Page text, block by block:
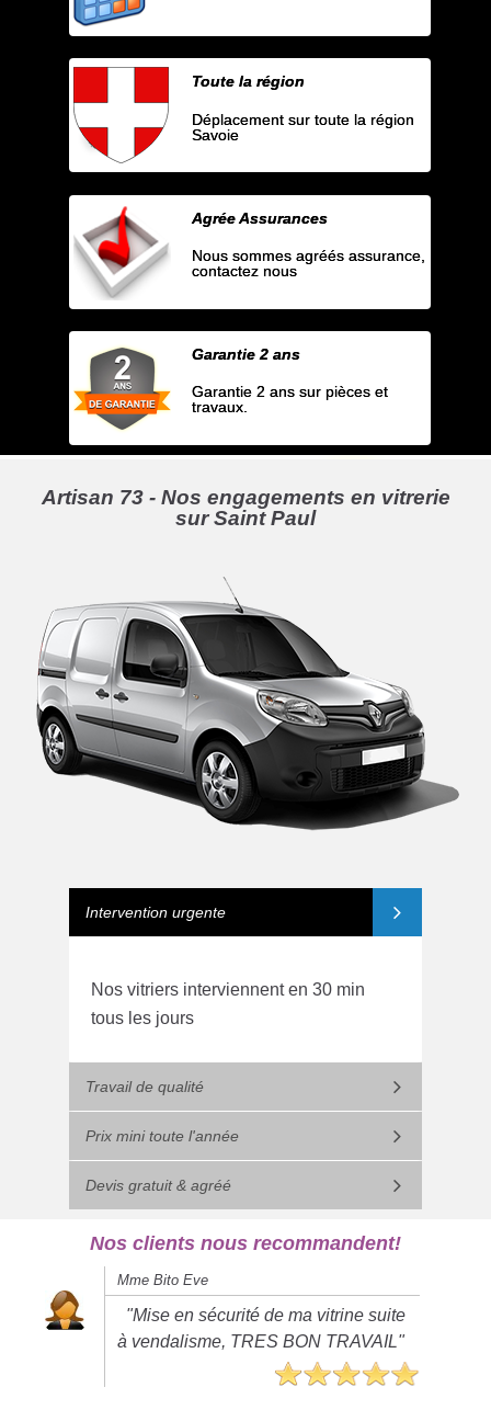
Toute la région
Déplacement sur toute la région
Savoie
Agrée Assurances
Nous sommes agréés assurance,
contactez nous
Garantie 2 ans
Garantie 2 ans sur pièces et
travaux.
Artisan 73 - Nos engagements en vitrerie
sur Saint Paul
Intervention urgente
Nos vitriers interviennent en 30 min
tous les jours
Travail de qualité
Prix mini toute l'année
Devis gratuit & agréé
Nos clients nous recommandent!
Mme Bito Eve
"Mise en sécurité de ma vitrine suite
à vendalisme, TRES BON TRAVAIL"